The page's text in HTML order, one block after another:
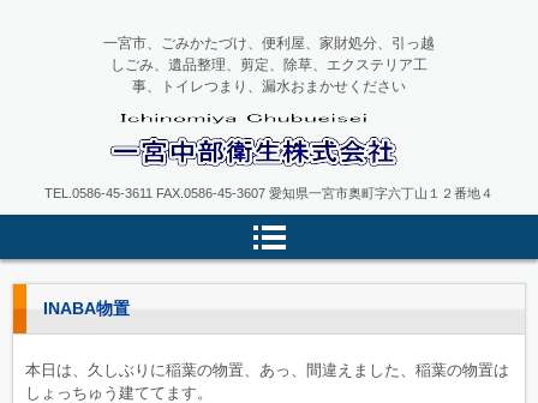
一宮中部衛生
一宮市、ごみかたづけ、便利屋、家財処分、引っ越
しごみ、遺品整理、剪定、除草、エクステリア工
事、トイレつまり、漏水おまかせください
TEL.0586-45-3611 FAX.0586-45-3607 愛知県一宮市奥町字六丁山１２番地４
INABA物置
本日は、久しぶりに稲葉の物置、あっ、間違えました、稲葉の物置は
しょっちゅう建ててます。